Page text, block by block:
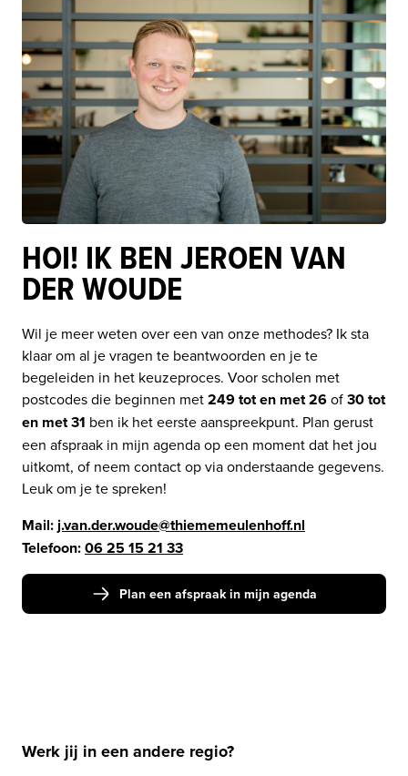
HOI! IK BEN JEROEN VAN
DER WOUDE
Wil je meer weten over een van onze methodes? Ik sta
klaar om al je vragen te beantwoorden en je te
begeleiden in het keuzeproces. Voor scholen met
postcodes die beginnen met 249 tot en met 26 of 30 tot
en met 31 ben ik het eerste aanspreekpunt. Plan gerust
een afspraak in mijn agenda op een moment dat het jou
uitkomt, of neem contact op via onderstaande gegevens.
Leuk om je te spreken!
Mail: j.van.der.woude@thiememeulenhoff.nl
Telefoon: 06 25 15 21 33
Plan een afspraak in mijn agenda
Werk jij in een andere regio?